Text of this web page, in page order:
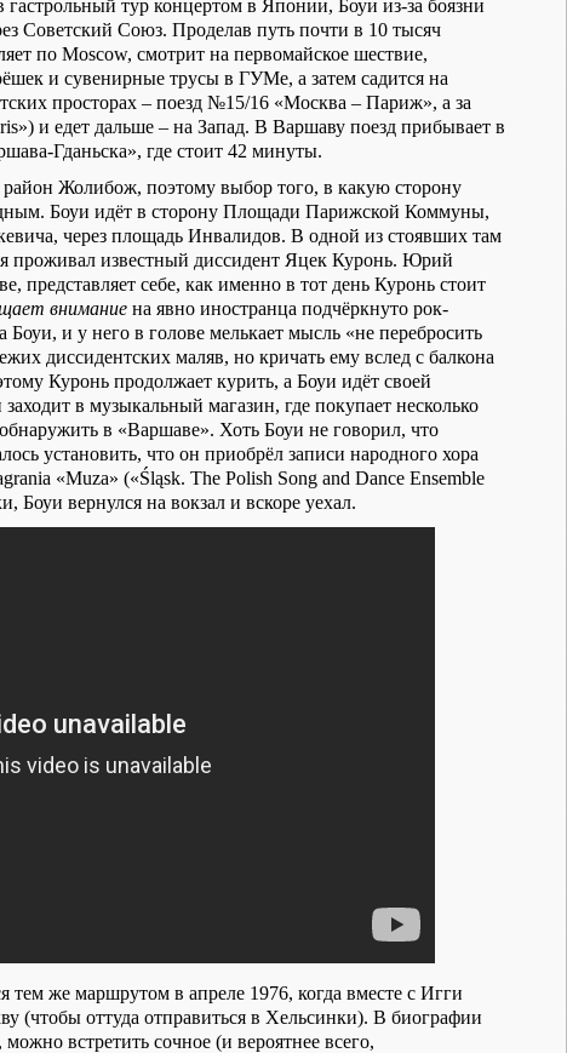
тур концертом в Японии, Боуи из-за боязни
Советский Союз. Проделав путь почти в 10 тысяч
по Moscow, смотрит на первомайское шествие,
и сувенирные трусы в ГУМе, а затем садится на
просторах – поезд №15/16 «Москва – Париж», а за
») и едет дальше – на Запад. В Варшаву поезд прибывает в
Гданьска», где стоит 42 минуты.
Жолибож, поэтому выбор того, в какую сторону
Боуи идёт в сторону Площади Парижской Коммуны,
через площадь Инвалидов. В одной из стоявших там
проживал известный диссидент Яцек Куронь. Юрий
представляет себе, как именно в тот день Куронь стоит
внимание на явно иностранца подчёркнуто рок-
и у него в голове мелькает мысль «не перебросить
диссидентских маляв, но кричать ему вслед с балкона
Куронь продолжает курить, а Боуи идёт своей
в музыкальный магазин, где покупает несколько
в «Варшаве». Хоть Боуи не говорил, что
установить, что он приобрёл записи народного хора
«Muza» («Śląsk. The Polish Song and Dance Ensemble
Боуи вернулся на вокзал и вскоре уехал.
тем же маршрутом в апреле 1976, когда вместе с Игги
(чтобы оттуда отправиться в Хельсинки). В биографии
встретить сочное (и вероятнее всего,